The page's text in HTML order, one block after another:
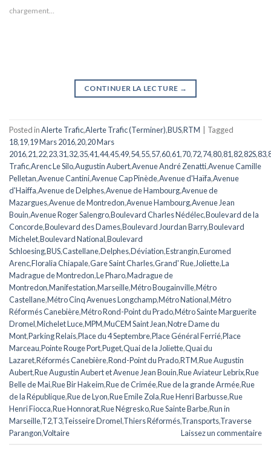
chargement…
CONTINUER LA LECTURE →
Posted inAlerte Trafic,Alerte Trafic (Terminer),BUS,RTM
Tagged
18,19,19 Mars 2016,20,20 Mars
2016,21,22,23,31,32,35,41,44,45,49,54,55,57,60,61,70,72,74,80,81,82,82S,83,
Trafic,Arenc Le Silo,Augustin Aubert,Avenue André Zenatti,Avenue Camille
Pelletan,Avenue Cantini,Avenue Cap Pinède,Avenue d'Haïfa,Avenue
d'Haiffa,Avenue de Delphes,Avenue de Hambourg,Avenue de
Mazargues,Avenue de Montredon,Avenue Hambourg,Avenue Jean
Bouin,Avenue Roger Salengro,Boulevard Charles Nédélec,Boulevard de la
Concorde,Boulevard des Dames,Boulevard Jourdan Barry,Boulevard
Michelet,Boulevard National,Boulevard
Schloesing,BUS,Castellane,Delphes,Déviation,Estrangin,Euromed
Arenc,Floralia Chiapale,Gare Saint Charles,Grand' Rue,Joliette,La
Madrague de Montredon,Le Pharo,Madrague de
Montredon,Manifestation,Marseille,Métro Bougainville,Métro
Castellane,Métro Cinq Avenues Longchamp,Métro National,Métro
Réformés Canebière,Métro Rond-Point du Prado,Métro Sainte Marguerite
Dromel,Michelet Luce,MPM,MuCEM Saint Jean,Notre Dame du
Mont,Parking Relais,Place du 4 Septembre,Place Général Ferrié,Place
Marceau,Pointe Rouge Port,Puget,Quai de la Joliette,Quai du
Lazaret,Réformés Canebière,Rond-Point du Prado,RTM,Rue Augustin
Aubert,Rue Augustin Aubert et Avenue Jean Bouin,Rue Aviateur Lebrix,Rue
Belle de Mai,Rue Bir Hakeim,Rue de Crimée,Rue de la grande Armée,Rue
de la République,Rue de Lyon,Rue Emile Zola,Rue Henri Barbusse,Rue
Henri Fiocca,Rue Honnorat,Rue Négresko,Rue Sainte Barbe,Run in
Marseille,T2,T3,Teisseire Dromel,Thiers Réformés,Transports,Traverse
Parangon,Voltaire Laissez un commentaire